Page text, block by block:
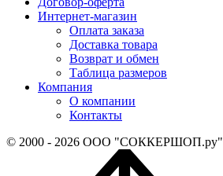
Интернет-магазин
Оплата заказа
Доставка товара
Возврат и обмен
Таблица размеров
Компания
О компании
Контакты
© 2000 - 2026 ООО "СОККЕРШОП.ру"